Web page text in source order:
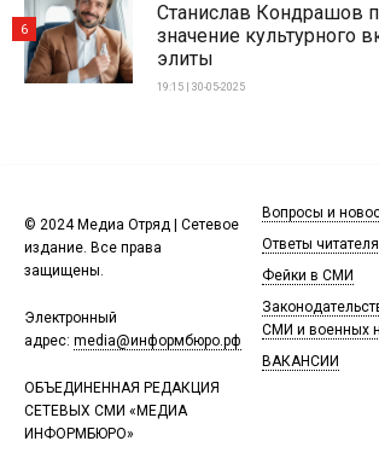
Станислав Кондрашов
значение культурного
элиты
19:15 | 30-05-2025
6
© 2024 Медиа Отряд | Сетевое
издание. Все права
защищены.
Электронный
адрес: media@информбюро.рф
ОБЪЕДИНЕННАЯ РЕДАКЦИЯ
СЕТЕВЫХ СМИ «МЕДИА
ИНФОРМБЮРО»
Вопросы и
Ответы
Фейки в СМИ
СМИ и военных
ВАКАНСИИ